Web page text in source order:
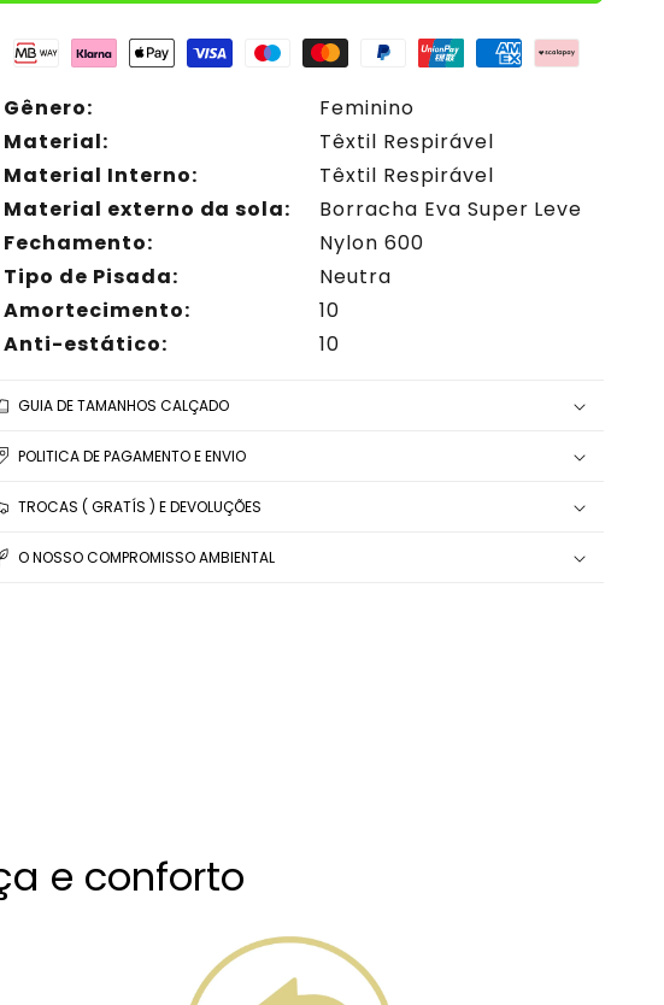
Gênero:
Feminino
Material:
Têxtil Respirável
Material Interno:
Têxtil Respirável
Material externo da sola:
Borracha Eva Super Leve
Fechamento:
Nylon 600
Tipo de Pisada:
Neutra
Amortecimento:
10
Anti-estático:
10
GUIA DE TAMANHOS CALÇADO
POLITICA DE PAGAMENTO E ENVIO
TROCAS ( GRATÍS ) E DEVOLUÇÕES
O NOSSO COMPROMISSO AMBIENTAL
e conforto